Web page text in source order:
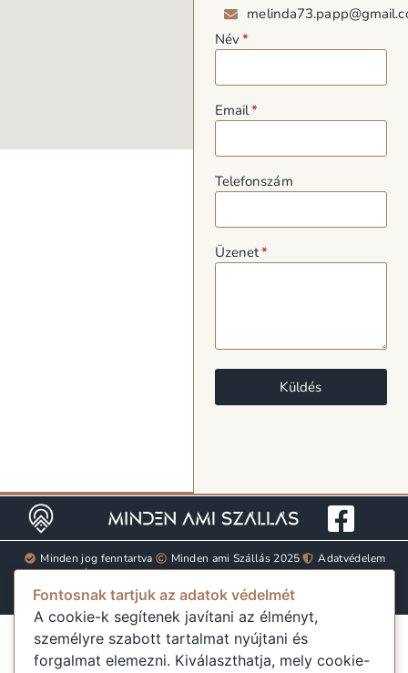
Név
Email
Telefonszám
Üzenet
Küldés
Minden jog fenntartva Minden ami Szállás 2025
Adatvédelem
ÁSZF
GYIK mindenamiszallas.hu@gmail.com
Fontosnak tartjuk az adatok védelmét
A cookie-k segítenek javítani az élményt,
személyre szabott tartalmat nyújtani és
forgalmat elemezni. Kiválaszthatja, mely cookie-